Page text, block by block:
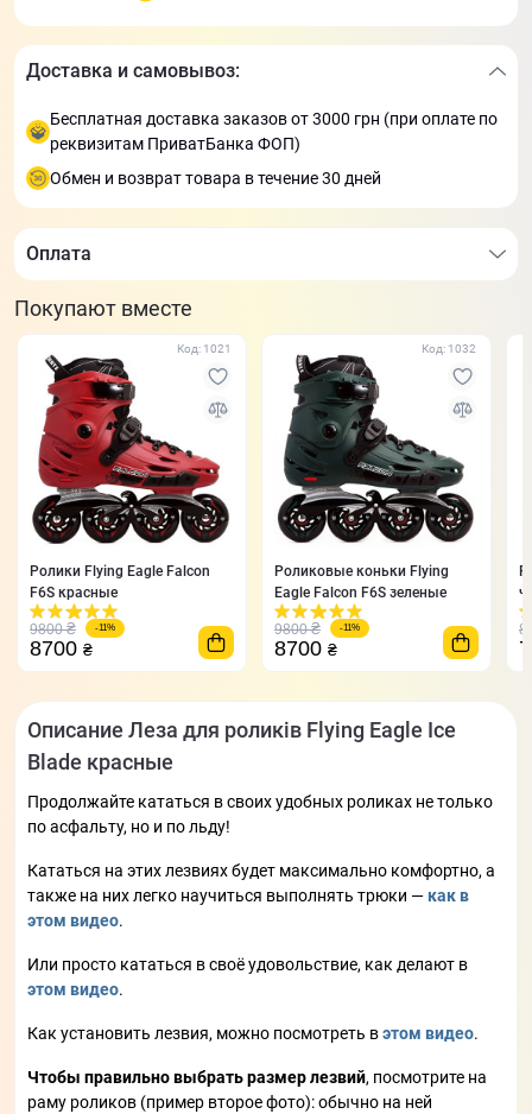
Доставка и самовывоз:
Бесплатная доставка заказов от 3000 грн (при оплате по
реквизитам ПриватБанка ФОП)
Обмен и возврат товара в течение 30 дней
Оплата
Покупают вместе
Код: 1021
Ролики Flying Eagle Falcon
F6S красные
9800₴ -11%
8700 ₴
Код: 1032
Роликовые коньки Flying
Eagle Falcon F6S зеленые
9800₴ -11%
8700 ₴
Описание Леза для роликів Flying Eagle Ice
Blade красные
Продолжайте кататься в своих удобных роликах не только
по асфальту, но и по льду!
Кататься на этих лезвиях будет максимально комфортно, а
также на них легко научиться выполнять трюки — как в
этом видео.
Или просто кататься в своё удовольствие, как делают в
этом видео.
Как установить лезвия, можно посмотреть вэтом видео.
Чтобы правильно выбрать размер лезвий, посмотрите на
раму роликов (пример второе фото): обычно на ней